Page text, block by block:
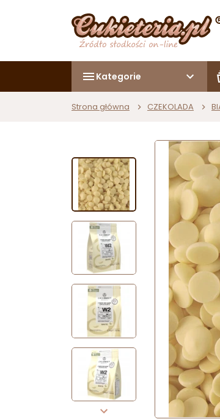
Kategorie
Strona główna CZEKOLADA